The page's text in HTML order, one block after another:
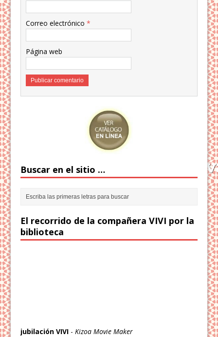
Correo electrónico*
Página web
Buscar en el sitio …
El recorrido de la compañera VIVI por la
biblioteca
jubilación VIVI -Kizoa Movie Maker